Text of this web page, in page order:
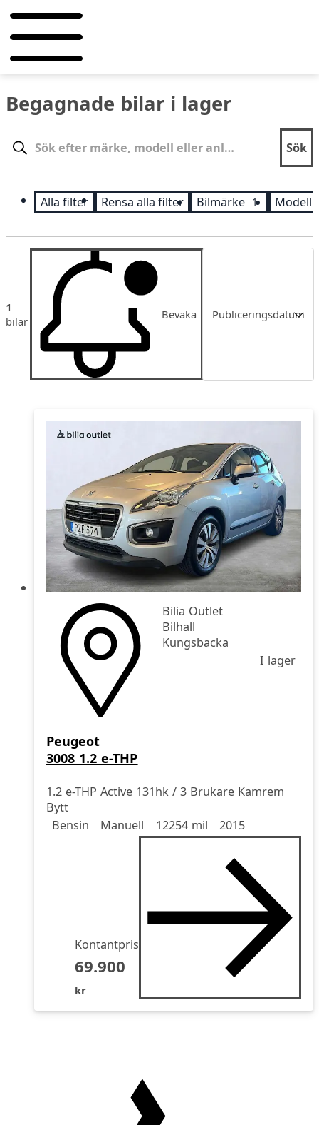
Begagnade bilar i lager
Sök
Alla filter Rensa alla filter Bilmärke 1 Modell
1
bilar
Bevaka Publiceringsdatum
Pris
Pris fallande
Bilia Outlet
Bilhall
Kungsbacka
I lager
Peugeot
3008 1.2 e-THP
1.2 e-THP Active 131hk / 3 Brukare Kamrem
Bytt
Drivmedel
Bensin
DrivmedelManuell
Miltal 12254 mil
årsmodell 2015
Kontantpris
69.900
kr